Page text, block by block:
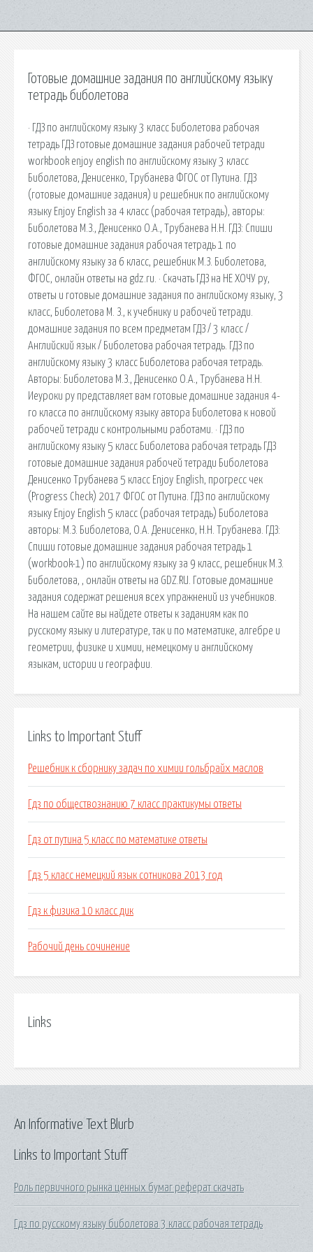
Готовые домашние задания по английскому языку
тетрадь биболетова
· ГДЗ по английскому языку 3 класс Биболетова рабочая
тетрадь ГДЗ готовые домашние задания рабочей тетради
workbook enjoy english по английскому языку 3 класс
Биболетова, Денисенко, Трубанева ФГОС от Путина. ГДЗ
(готовые домашние задания) и решебник по английскому
языку Enjoy English за 4 класс (рабочая тетрадь), авторы:
Биболетова М.З., Денисенко О.А., Трубанева Н.Н. ГДЗ: Спиши
готовые домашние задания рабочая тетрадь 1 по
английскому языку за 6 класс, решебник М.З. Биболетова,
ФГОС, онлайн ответы на gdz.ru. · Скачать ГДЗ на НЕ ХОЧУ ру,
ответы и готовые домашние задания по английскому языку, 3
класс, Биболетова М. З., к учебнику и рабочей тетради.
домашние задания по всем предметам ГДЗ / 3 класс /
Английский язык / Биболетова рабочая тетрадь. ГДЗ по
английскому языку 3 класс Биболетова рабочая тетрадь.
Авторы: Биболетова М.З., Денисенко О.А., Трубанева Н.Н.
Иеуроки ру представляет вам готовые домашние задания 4-
го класса по английскому языку автора Биболетова к новой
рабочей тетради с контрольными работами. · ГДЗ по
английскому языку 5 класс Биболетова рабочая тетрадь ГДЗ
готовые домашние задания рабочей тетради Биболетова
Денисенко Трубанева 5 класс Enjoy English, прогресс чек
(Progress Check) 2017 ФГОС от Путина. ГДЗ по английскому
языку Enjoy English 5 класс (рабочая тетрадь) Биболетова
авторы: М.З. Биболетова, О.А. Денисенко, Н.Н. Трубанева. ГДЗ:
Спиши готовые домашние задания рабочая тетрадь 1
(workbook-1) по английскому языку за 9 класс, решебник М.З.
Биболетова, , онлайн ответы на GDZ.RU. Готовые домашние
задания содержат решения всех упражнений из учебников.
На нашем сайте вы найдете ответы к заданиям как по
русскому языку и литературе, так и по математике, алгебре и
геометрии, физике и химии, немецкому и английскому
языкам, истории и географии.
Links to Important Stuff
Решебник к сборнику задач по химии гольбрайх маслов
Гдз по обществознанию 7 класс практикумы ответы
Гдз от путина 5 класс по математике ответы
Гдз 5 класс немецкий язык сотникова 2013 год
Гдз к физика 10 класс дик
Рабочий день сочинение
Links
Links to Important Stuff
Роль первичного рынка ценных бумаг реферат скачать
Гдз по русскому языку биболетова 3 класс рабочая тетрадь
An Informative Text Blurb